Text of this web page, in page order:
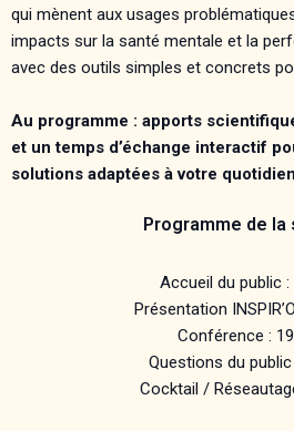
qui mènent aux usages
impacts sur la santé mentale et la
avec des outils simples et concrets
Au programme : apports
et un temps d’échange interactif
solutions adaptées à votre
Programme de la
Accueil du public :
Présentation
Conférence :
Questions du
Cocktail /